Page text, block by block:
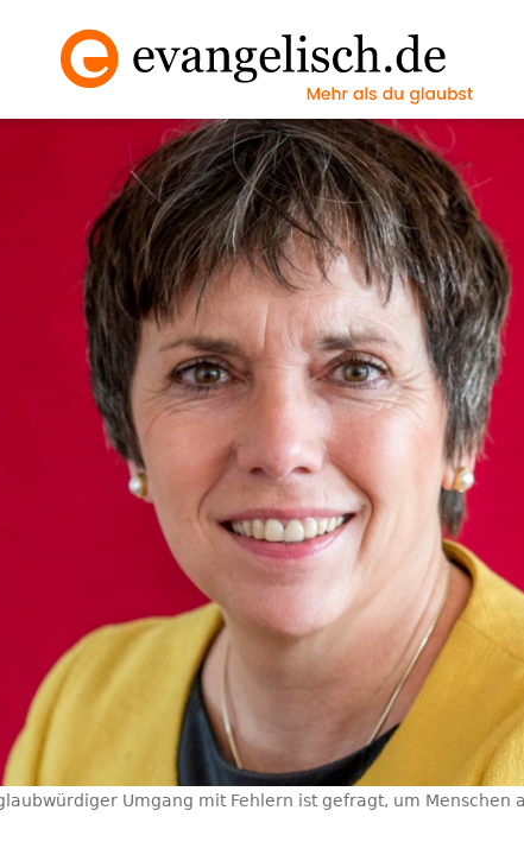
Umgang mit Fehlern ist gefragt, um Menschen